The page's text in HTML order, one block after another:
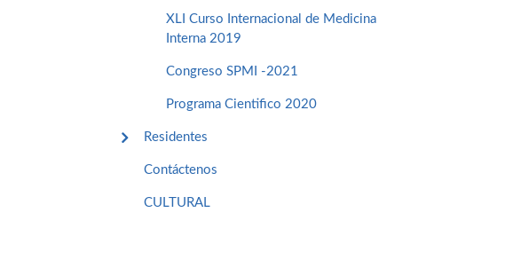
XLI Curso Internacional de Medicina
Interna 2019
Congreso SPMI -2021
Programa Cientifico 2020
Residentes
Contáctenos
CULTURAL